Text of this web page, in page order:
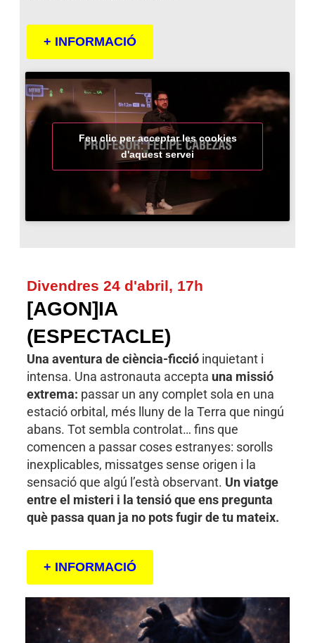
+ INFORMACIÓ
Feu clic per acceptar les cookies
d'aquest servei
Divendres 24 d'abril, 17h
[AGON]IA
(ESPECTACLE)
Una aventura de ciència-ficció inquietant i
intensa. Una astronauta accepta una missió
extrema: passar un any complet sola en una
estació orbital, més lluny de la Terra que ningú
abans. Tot sembla controlat… fins que
comencen a passar coses estranyes: sorolls
inexplicables, missatges sense origen i la
sensació que algú l’està observant. Un viatge
entre el misteri i la tensió que ens pregunta
què passa quan ja no pots fugir de tu mateix.
+ INFORMACIÓ